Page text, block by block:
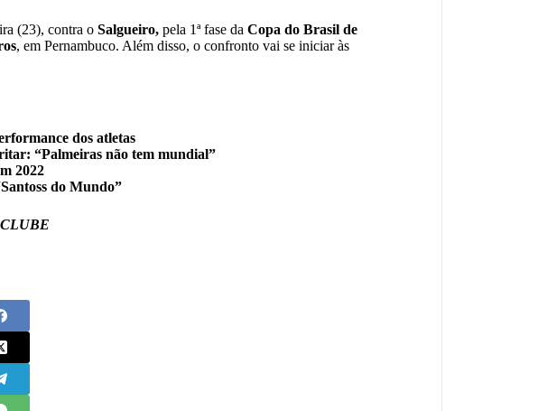
(23), contra o Salgueiro, pela 1ª fase da Copa do Brasil de
, em Pernambuco. Além disso, o confronto vai se iniciar às
dos atletas
“Palmeiras não tem mundial”
2022
do Mundo”